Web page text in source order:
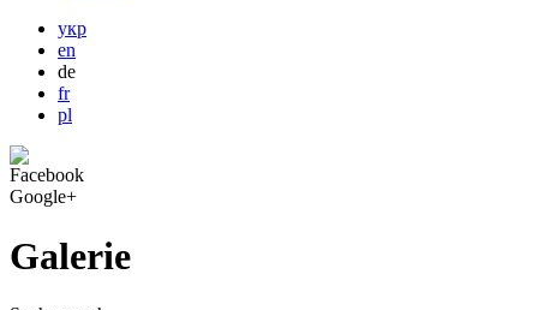
укр
en
de
fr
pl
Facebook
Google+
Galerie